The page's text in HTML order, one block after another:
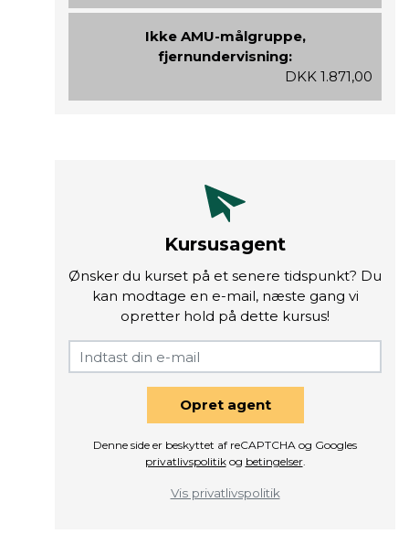
Ikke AMU-målgruppe,
fjernundervisning:
DKK 1.871,00
Kursusagent
Ønsker du kurset på et senere tidspunkt? Du
kan modtage en e-mail, næste gang vi
opretter hold på dette kursus!
Opret agent
Denne side er beskyttet af reCAPTCHA og Googles
privatlivspolitikog betingelser.
Vis privatlivspolitik